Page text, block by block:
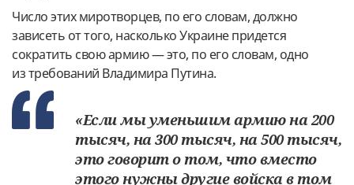
Число этих миротворцев, по его словам, должно
зависеть от того, насколько Украине придется
сократить свою армию — это, по его словам, одно
из требований Владимира Путина.
«Если мы уменьшим армию на 200
тысяч, на 300 тысяч, на 500 тысяч,
это говорит о том, что вместо
этого нужны другие войска в том